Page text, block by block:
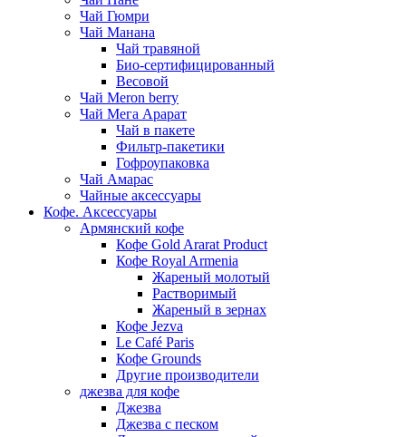
Чай Гюмри
Чай Манана
Чай травяной
Био-сертифицированный
Весовой
Чай Meron berry
Чай Мега Арарат
Чай в пакете
Фильтр-пакетики
Гофроупаковка
Чай Амарас
Чайные аксессуары
Кофе. Аксессуары
Армянский кофе
Кофе Gold Ararat Product
Кофе Royal Armenia
Жареный молотый
Растворимый
Жареный в зернах
Кофе Jezva
Le Café Paris
Кофе Grounds
Другие производители
джезва для кофе
Джезва
Джезва с песком